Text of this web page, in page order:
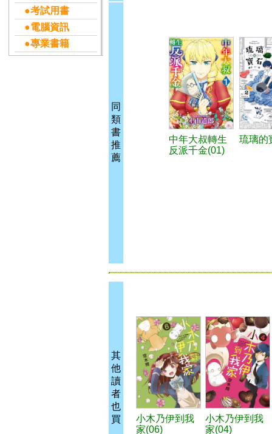
●考試用書
●電腦資訊
●專業書籍
同
類
書
推
薦
中年大叔轉生
反派千金(01)
琉璃的
其
他
讀
者
也
買
小木乃伊到我
家(06)
小木乃伊到我
家(04)